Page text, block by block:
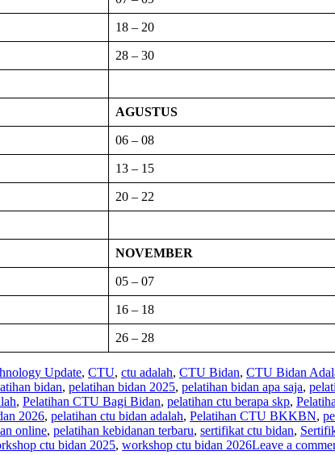
18 – 20
28 – 30
AGUSTUS
06 – 08
13 – 15
20 – 22
NOVEMBER
05 – 07
16 – 18
26 – 28
Update, CTU, ctu adalah, CTU Bidan, CTU Bidan
bidan, pelatihan bidan 2025, pelatihan bidan apa saja,
, Pelatihan CTU Bagi Bidan, pelatihan ctu berapa skp,
2026, pelatihan ctu bidan adalah, Pelatihan CTU BKKBN,
online, pelatihan kebidanan terbaru, sertifikat ctu bidan,
ctu bidan 2025, workshop ctu bidan 2026Leave a